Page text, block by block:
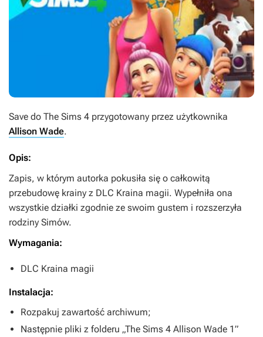
Save do The Sims 4 przygotowany przez użytkownika
Allison Wade.
Opis:
Zapis, w którym autorka pokusiła się o całkowitą
przebudowę krainy z DLC Kraina magii. Wypełniła ona
wszystkie działki zgodnie ze swoim gustem i rozszerzyła
rodziny Simów.
Wymagania:
DLC Kraina magii
Instalacja:
Rozpakuj zawartość archiwum;
Następnie pliki z folderu „The Sims 4 Allison Wade 1”